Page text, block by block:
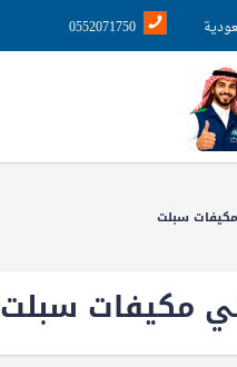
0552071750
سبلت
مكيفات سبلت